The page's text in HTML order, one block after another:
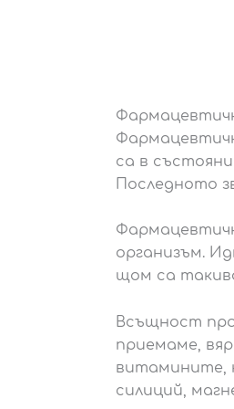
са в
Последното
организъм.
щом са
Всъщност
приемаме,
витамините,
силиций,